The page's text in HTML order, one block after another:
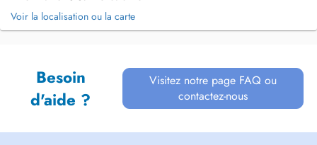
Voir la localisation ou la carte
Besoin
d'aide ?
Visitez notre page FAQ ou
contactez-nous